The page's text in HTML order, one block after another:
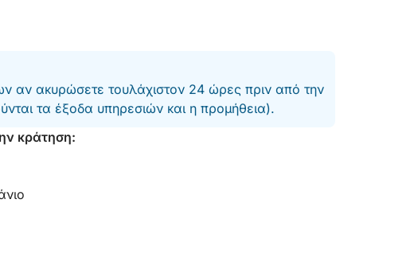
αν ακυρώσετε τουλάχιστον 24 ώρες πριν από την
τα έξοδα υπηρεσιών και η προμήθεια).
κράτηση: